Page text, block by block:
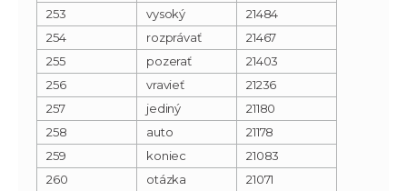
253
vysoký
21484
254
rozprávať
21467
255
pozerať
21403
256
vravieť
21236
257
jediný
21180
258
auto
21178
259
koniec
21083
260
otázka
21071